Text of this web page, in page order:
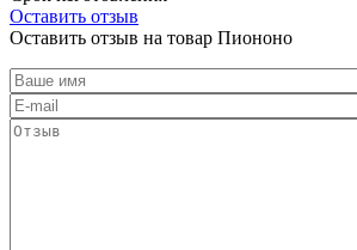
Оставить отзыв
Оставить отзыв на товар Пиононо